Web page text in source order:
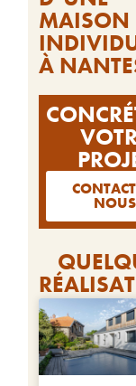
MAISON
À
NOUS